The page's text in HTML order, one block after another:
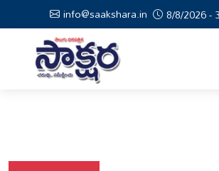
info@saakshara.in 8/8/2026 -